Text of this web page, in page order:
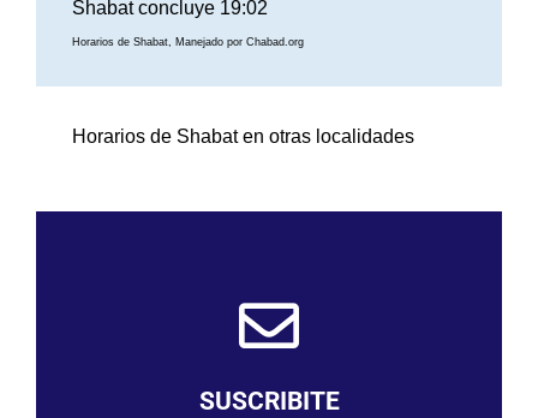
Shabat concluye 19:02
Horarios de Shabat, Manejado por Chabad.org
Horarios de Shabat en otras localidades
SUSCRIBITE